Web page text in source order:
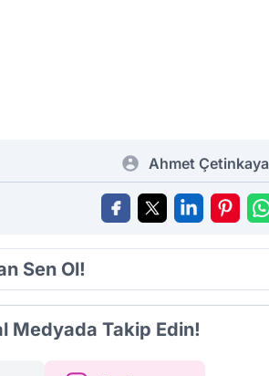
Ahmet Çetinkaya
Sen Ol!
Medyada Takip Edin!